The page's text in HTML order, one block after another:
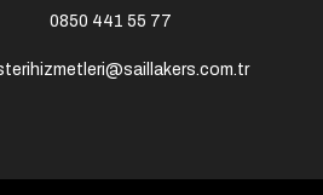
0850 441 55 77